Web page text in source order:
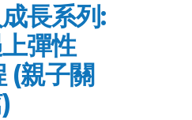
長系列:
彈性
(親子關